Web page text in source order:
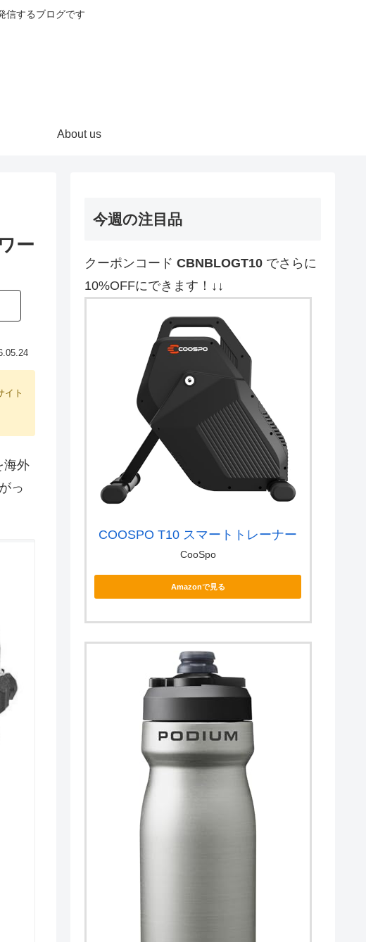
信するブログです
About us
ー
イト
海外
っ
今週の注目品
クーポンコード CBNBLOGT10 でさらに
10%OFFにできます！↓↓
COOSPO T10 スマートトレーナー
CooSpo
Amazonで見る